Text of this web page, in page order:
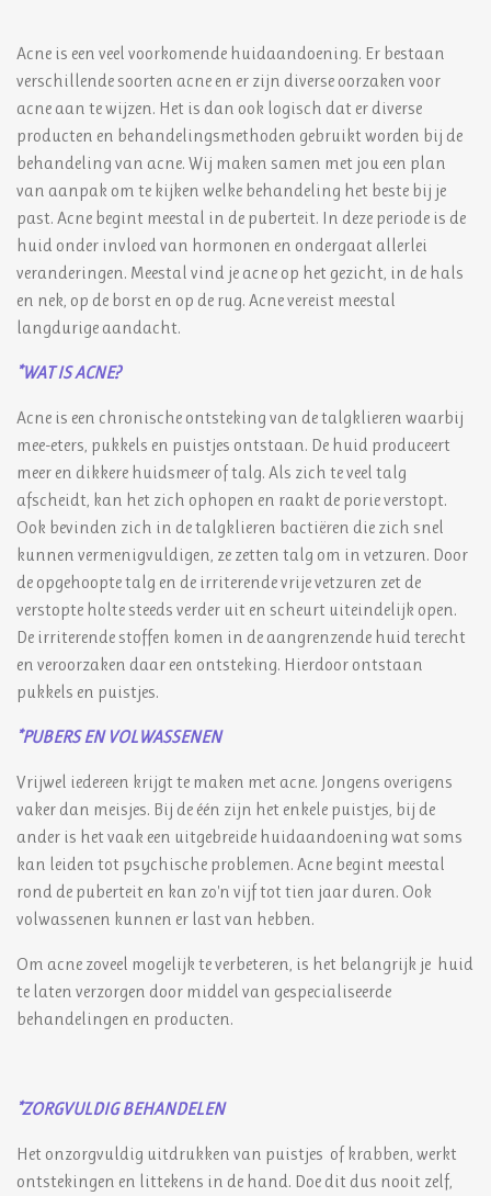
Acne is een veel voorkomende huidaandoening. Er bestaan
verschillende soorten acne en er zijn diverse oorzaken voor
acne aan te wijzen. Het is dan ook logisch dat er diverse
producten en behandelingsmethoden gebruikt worden bij de
behandeling van acne. Wij maken samen met jou een plan
van aanpak om te kijken welke behandeling het beste bij je
past. Acne begint meestal in de puberteit. In deze periode is de
huid onder invloed van hormonen en ondergaat allerlei
veranderingen. Meestal vind je acne op het gezicht, in de hals
en nek, op de borst en op de rug. Acne vereist meestal
langdurige aandacht.
*WAT IS ACNE?
Acne is een chronische ontsteking van de talgklieren waarbij
mee-eters, pukkels en puistjes ontstaan. De huid produceert
meer en dikkere huidsmeer of talg. Als zich te veel talg
afscheidt, kan het zich ophopen en raakt de porie verstopt.
Ook bevinden zich in de talgklieren bactiëren die zich snel
kunnen vermenigvuldigen, ze zetten talg om in vetzuren. Door
de opgehoopte talg en de irriterende vrije vetzuren zet de
verstopte holte steeds verder uit en scheurt uiteindelijk open.
De irriterende stoffen komen in de aangrenzende huid terecht
en veroorzaken daar een ontsteking. Hierdoor ontstaan
pukkels en puistjes.
*PUBERS EN VOLWASSENEN
Vrijwel iedereen krijgt te maken met acne. Jongens overigens
vaker dan meisjes. Bij de één zijn het enkele puistjes, bij de
ander is het vaak een uitgebreide huidaandoening wat soms
kan leiden tot psychische problemen. Acne begint meestal
rond de puberteit en kan zo'n vijf tot tien jaar duren. Ook
volwassenen kunnen er last van hebben.
Om acne zoveel mogelijk te verbeteren, is het belangrijk je huid
te laten verzorgen door middel van gespecialiseerde
behandelingen en producten.
*ZORGVULDIG BEHANDELEN
Het onzorgvuldig uitdrukken van puistjes of krabben, werkt
ontstekingen en littekens in de hand. Doe dit dus nooit zelf,